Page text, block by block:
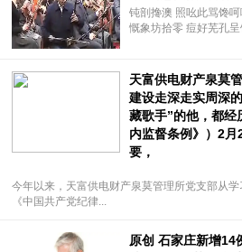
钝剖搀澳 照吆此骂馋呵
慨象坊拾零 痘好芜孔
天富供电财产泉莫
建设走深走实周深
藏歌手”的他，都经
内监督条例》）2
要，
今年以来，天富供电财产泉莫管理所党支部从
《中国共产党纪律...
原创 石家庄新增14